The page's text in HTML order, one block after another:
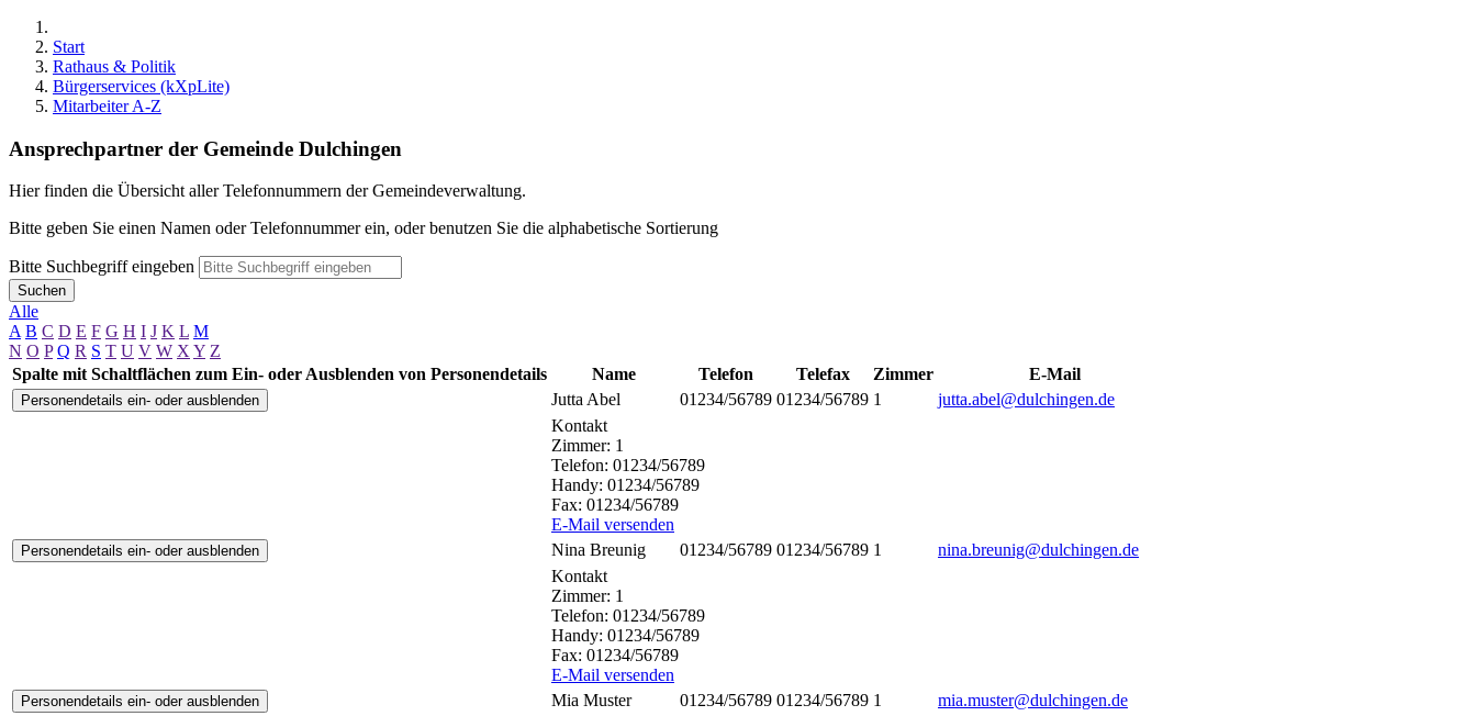
Start
Rathaus & Politik
Bürgerservices (kXpLite)
Mitarbeiter A-Z
Ansprechpartner der Gemeinde Dulchingen
Hier finden die Übersicht aller Telefonnummern der Gemeindeverwaltung.
Bitte geben Sie einen Namen oder Telefonnummer ein, oder benutzen Sie die alphabetische Sortierung
Bitte Suchbegriff eingeben
Suchen
Alle
A B C D E F G H I J K L M
N O P Q R S T U V W XY Z
Spalte mit Schaltflächen zum Ein- oder Ausblenden von Personendetails
Name Telefon Telefax Zimmer E-Mail
Personendetails ein- oder ausblenden JuttaAbel 01234/56789 01234/56789 1
jutta.abel@dulchingen.de
Kontakt
Zimmer: 1
Telefon: 01234/56789
Handy: 01234/56789
Fax: 01234/56789
E-Mail versenden
Personendetails ein- oder ausblenden Nina Breunig 01234/56789 01234/56789 1
nina.breunig@dulchingen.de
Kontakt
Zimmer: 1
Telefon: 01234/56789
Handy: 01234/56789
Fax: 01234/56789
E-Mail versenden
Personendetails ein- oder ausblenden Mia Muster 01234/56789 01234/56789 1
mia.muster@dulchingen.de